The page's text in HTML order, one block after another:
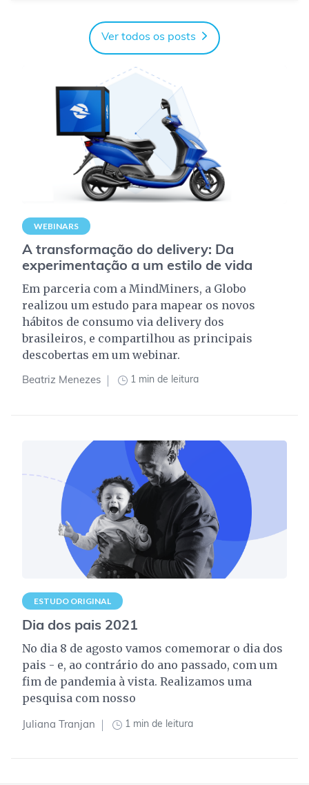
Ver todos os posts
WEBINARS
A transformação do delivery: Da
experimentação a um estilo de vida
Em parceria com a MindMiners, a Globo
realizou um estudo para mapear os novos
hábitos de consumo via delivery dos
brasileiros, e compartilhou as principais
descobertas em um webinar.
Beatriz Menezes 1 min de leitura
ESTUDO ORIGINAL
Dia dos pais 2021
No dia 8 de agosto vamos comemorar o dia dos
pais - e, ao contrário do ano passado, com um
fim de pandemia à vista. Realizamos uma
pesquisa com nosso
Juliana Tranjan 1 min de leitura